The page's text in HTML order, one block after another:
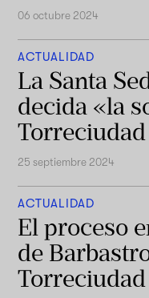
06 octubre 2024
ACTUALIDAD
La Santa
decida «la
Torreciudad
25 septiembre 2024
ACTUALIDAD
El proceso
de
Torreciudad